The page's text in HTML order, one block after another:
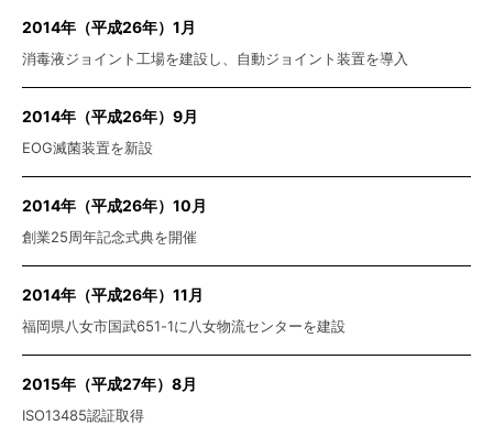
2014年（平成26年）1月
消毒液ジョイント工場を建設し、自動ジョイント装置を導入
2014年（平成26年）9月
EOG滅菌装置を新設
2014年（平成26年）10月
創業25周年記念式典を開催
2014年（平成26年）11月
福岡県八女市国武651-1に八女物流センターを建設
2015年（平成27年）8月
ISO13485認証取得